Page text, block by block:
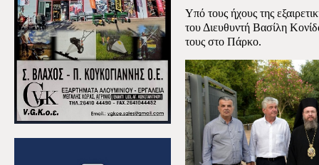
Υπό τους ήχους της
του Διευθυντή Βασίλη
τους στο Πάρκο.